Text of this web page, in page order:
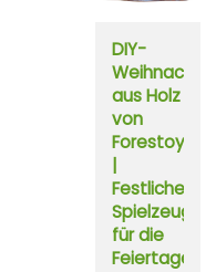
DIY-
aus Holz
von
Forestoy
Festliches
Spielzeug
für die
Feiertage